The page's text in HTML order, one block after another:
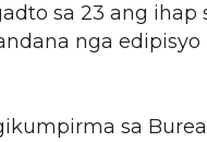
sa 23 ang
nga
sa